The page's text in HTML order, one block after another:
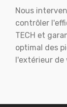
Nous
contrôler
TECH et
optimal des
l'extérieur